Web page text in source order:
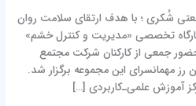
شُکری ؛ با هدف ارتقای سلامت روان
کارگاه تخصصی «مدیریت و کنترل خشم»
۱۳ مردادماه ۱۴۰۴ با حضور جمعی از کارکنان شرکت مجتمع
رز مهمانسرای این مجموعه برگزار شد.
آموزش علمی‌ـ‌کاربردی […]